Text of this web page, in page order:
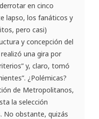
en cinco
lapso, los fanáticos y
pero casi)
y concepción del
una gira por
y, claro, tomó
¿Polémicas?
de Metropolitanos,
la selección
No obstante, quizás